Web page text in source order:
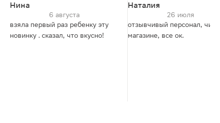
Нина
6 августа
взяла первый раз ребенку эту
новинку . сказал, что вкусно!
Наталия
26 июля
отзывчивый персонал,
магазине, все ок.